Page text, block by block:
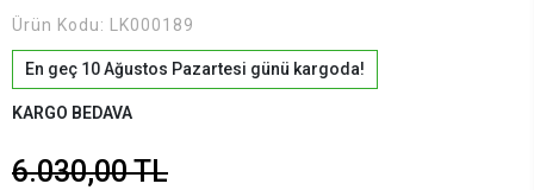
Ürün Kodu: LK000189
En geç 10 Ağustos Pazartesi günü kargoda!
KARGO BEDAVA
6.030,00 TL